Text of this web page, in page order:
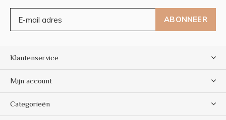
ABONNEER
Klantenservice
Mijn account
Categorieën